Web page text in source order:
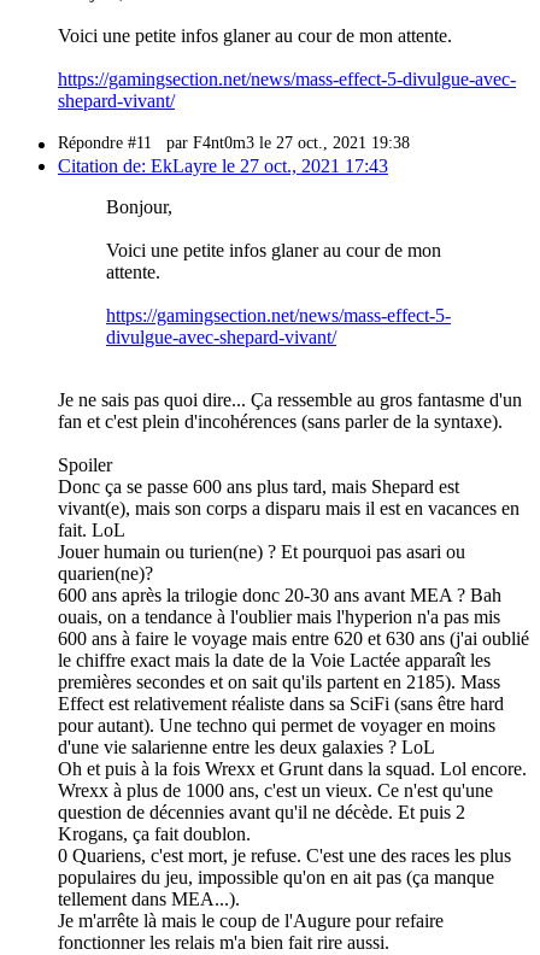
Voici une petite infos glaner au cour de mon attente.
https://gamingsection.net/news/mass-effect-5-divulgue-avec-
shepard-vivant/
Répondre #11 par F4nt0m3 le 27 oct., 2021 19:38
Citation de: EkLayre le 27 oct., 2021 17:43
Bonjour,
Voici une petite infos glaner au cour de mon
attente.
https://gamingsection.net/news/mass-effect-5-
divulgue-avec-shepard-vivant/
Je ne sais pas quoi dire... Ça ressemble au gros fantasme d'un
fan et c'est plein d'incohérences (sans parler de la syntaxe).
Spoiler
Donc ça se passe 600 ans plus tard, mais Shepard est
vivant(e), mais son corps a disparu mais il est en vacances en
fait. LoL
Jouer humain ou turien(ne) ? Et pourquoi pas asari ou
quarien(ne)?
600 ans après la trilogie donc 20-30 ans avant MEA ? Bah
ouais, on a tendance à l'oublier mais l'hyperion n'a pas mis
600 ans à faire le voyage mais entre 620 et 630 ans (j'ai oublié
le chiffre exact mais la date de la Voie Lactée apparaît les
premières secondes et on sait qu'ils partent en 2185). Mass
Effect est relativement réaliste dans sa SciFi (sans être hard
pour autant). Une techno qui permet de voyager en moins
d'une vie salarienne entre les deux galaxies ? LoL
Oh et puis à la fois Wrexx et Grunt dans la squad. Lol encore.
Wrexx à plus de 1000 ans, c'est un vieux. Ce n'est qu'une
question de décennies avant qu'il ne décède. Et puis 2
Krogans, ça fait doublon.
0 Quariens, c'est mort, je refuse. C'est une des races les plus
populaires du jeu, impossible qu'on en ait pas (ça manque
tellement dans MEA...).
Je m'arrête là mais le coup de l'Augure pour refaire
fonctionner les relais m'a bien fait rire aussi.